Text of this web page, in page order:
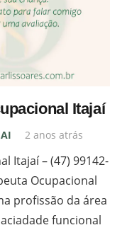
Itajaí
2 anos atrás
Itajaí – (47) 99142-
Ocupacional
profissão da área
funcional